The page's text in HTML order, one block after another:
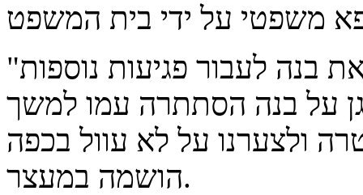
"האם לא יכלה לעמוד מנגד ולשלוח את בנה לעבור פגיעות נוספות
על בנה הסתתרה עמו למשך
ולצערנו על לא עוול בכפה
הושמה במעצר.